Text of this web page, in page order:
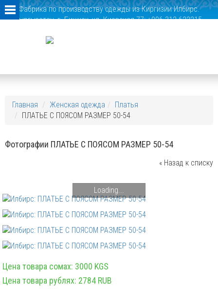
Фабрика по производству одежды из Киргизии Илбирс.
Кыргызстан, г. Бишкек, ул. Киевская 77; +996 312 622215,
Главная Женская одежда
Платья
ПЛАТЬЕ С ПОЯСОМ РАЗМЕР 50-54
Фотографии ПЛАТЬЕ С ПОЯСОМ РАЗМЕР 50-54
« Назад к списку
Loading...
Цена товара сомах: 3000 KGS
Цена товара рублях: 2784 RUB